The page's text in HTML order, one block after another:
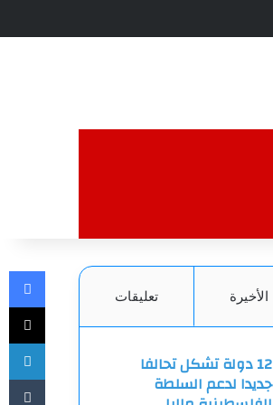
الأخيرة تعليقات
12 دولة تشكل تحالفا
جديدا لدعم السلطة
‫X